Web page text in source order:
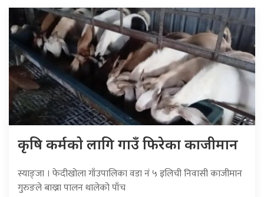
कृषि कर्मको लागि गाउँ फिरेका काजीमान
स्याङ्जा । फेदीखोला गाँउपालिका वडा नं ५ इलिची निवासी काजीमान
गुरुङले बाख्रा पालन थालेको पाँच